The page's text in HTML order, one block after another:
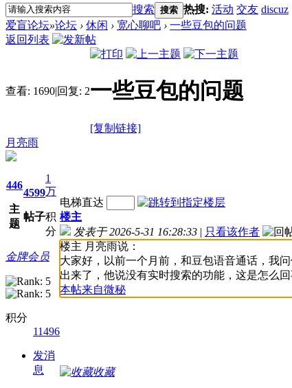
搜索 搜索 热搜: 活动 交友 discuz
爱盲论坛»论坛 › 休闲 › 宽心聊吧 › 一些豆包的问题
返回列表
查看: 1690|回复: 2一些豆包的问题
[复制链接]
月亮雨
446
主
题
4599
帖子
1
万
积
分
金牌会员
积分
11496
发消
息
电梯直达
楼主
发表于 2026-5-31 16:28:33 | 只看该作者
楼主 月亮雨说：
大家好，以前一个月前，和豆包语音通话，我
出来了，他说没有实时搜索的功能，这是怎么
本帖来自微秘
收藏